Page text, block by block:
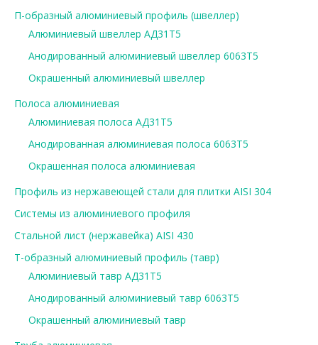
П-образный алюминиевый профиль (швеллер)
Алюминиевый швеллер АД31Т5
Анодированный алюминиевый швеллер 6063Т5
Окрашенный алюминиевый швеллер
Полоса алюминиевая
Алюминиевая полоса АД31Т5
Анодированная алюминиевая полоса 6063Т5
Окрашенная полоса алюминиевая
Профиль из нержавеющей стали для плитки AISI 304
Системы из алюминиевого профиля
Стальной лист (нержавейка) AISI 430
Т-образный алюминиевый профиль (тавр)
Алюминиевый тавр АД31Т5
Анодированный алюминиевый тавр 6063Т5
Окрашенный алюминиевый тавр